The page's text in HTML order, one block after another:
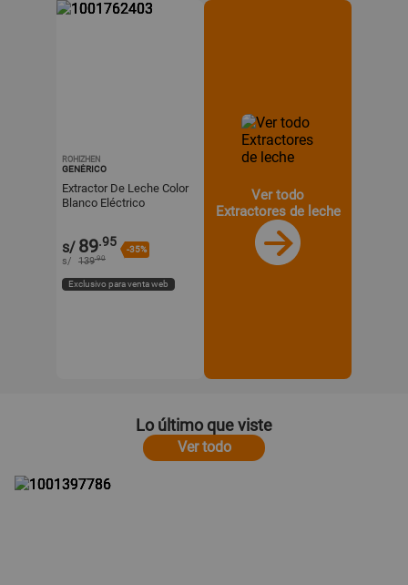
ROHIZHEN
GENÉRICO
Extractor De Leche Color
Blanco Eléctrico
s/ 89.95
-35%
s/ 139.90
Exclusivo para venta web
Ver todo
Extractores de leche
Lo último que viste
Ver todo